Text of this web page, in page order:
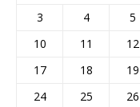
3
4 5
10
11 12
17
18 19
24
25 26